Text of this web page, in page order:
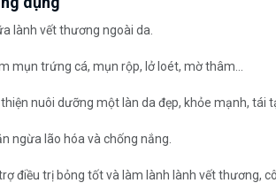
lành vết thương ngoài da.
mụn trứng cá, mụn rộp, lở loét, mờ thâm...
thiện nuôi dưỡng một làn da đẹp, khỏe mạnh, tái
ngừa lão hóa và chống nắng.
điều trị bỏng tốt và làm lành lành vết thương,